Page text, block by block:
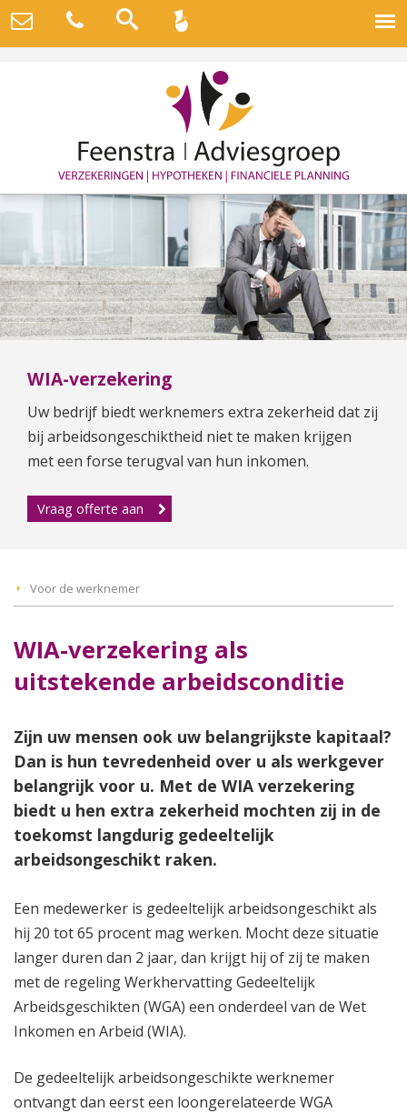
WIA-verzekering
Uw bedrijf biedt werknemers extra zekerheid dat zij
bij arbeidsongeschiktheid niet te maken krijgen
met een forse terugval van hun inkomen.
Vraag offerte aan
Voor de werknemer
WIA-verzekering als
uitstekende arbeidsconditie
Zijn uw mensen ook uw belangrijkste kapitaal?
Dan is hun tevredenheid over u als werkgever
belangrijk voor u. Met de WIA verzekering
biedt u hen extra zekerheid mochten zij in de
toekomst langdurig gedeeltelijk
arbeidsongeschikt raken.
Een medewerker is gedeeltelijk arbeidsongeschikt als
hij 20 tot 65 procent mag werken. Mocht deze situatie
langer duren dan 2 jaar, dan krijgt hij of zij te maken
met de regeling Werkhervatting Gedeeltelijk
Arbeidsgeschikten (WGA) een onderdeel van de Wet
Inkomen en Arbeid (WIA).
De gedeeltelijk arbeidsongeschikte werknemer
ontvangt dan eerst een loongerelateerde WGA